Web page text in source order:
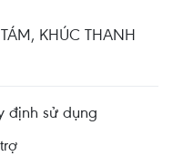
KHÚC THANH
định sử dụng